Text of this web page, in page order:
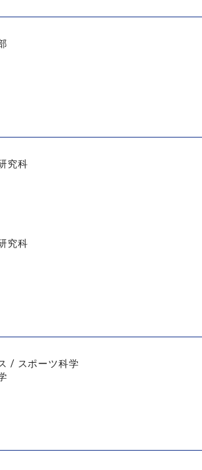
究科
究科
/ スポーツ科学